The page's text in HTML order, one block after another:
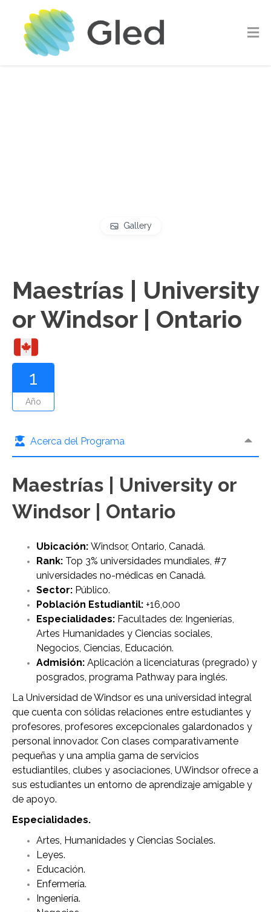
Gallery
Maestrías | University
or Windsor | Ontario
1
Año
Acerca del Programa
Maestrías | University or
Windsor | Ontario
Ubicación: Windsor, Ontario, Canadá.
Rank: Top 3% universidades mundiales, #7
universidades no-médicas en Canadá.
Sector: Público.
Población Estudiantil: +16,000
Especialidades: Facultades de: Ingenierías,
Artes Humanidades y Ciencias sociales,
Negocios, Ciencias, Educación.
Admisión: Aplicación a licenciaturas (pregrado) y
posgrados, programa Pathway para inglés.
La Universidad de Windsor es una universidad integral
que cuenta con sólidas relaciones entre estudiantes y
profesores, profesores excepcionales galardonados y
personal innovador. Con clases comparativamente
pequeñas y una amplia gama de servicios
estudiantiles, clubes y asociaciones, UWindsor ofrece a
sus estudiantes un entorno de aprendizaje amigable y
de apoyo.
Especialidades.
Artes, Humanidades y Ciencias Sociales.
Leyes.
Educación.
Enfermería.
Ingeniería.